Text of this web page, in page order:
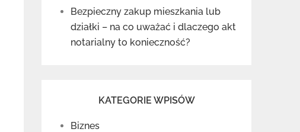
Bezpieczny zakup mieszkania lub
działki – na co uważać i dlaczego akt
notarialny to konieczność?
KATEGORIE WPISÓW
Biznes